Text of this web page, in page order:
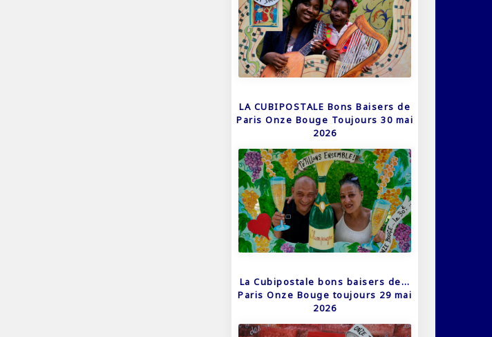
LA CUBIPOSTALE Bons Baisers de
Paris Onze Bouge Toujours 30 mai
2026
La Cubipostale bons baisers de…
Paris Onze Bouge toujours 29 mai
2026